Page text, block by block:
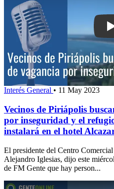
Interés General • 11 May 2023
Vecinos de Piriápolis
por inseguridad y el
instalará en el hotel
El presidente del Centro
Alejandro Iglesias, dijo este
de FM Gente que hay person...